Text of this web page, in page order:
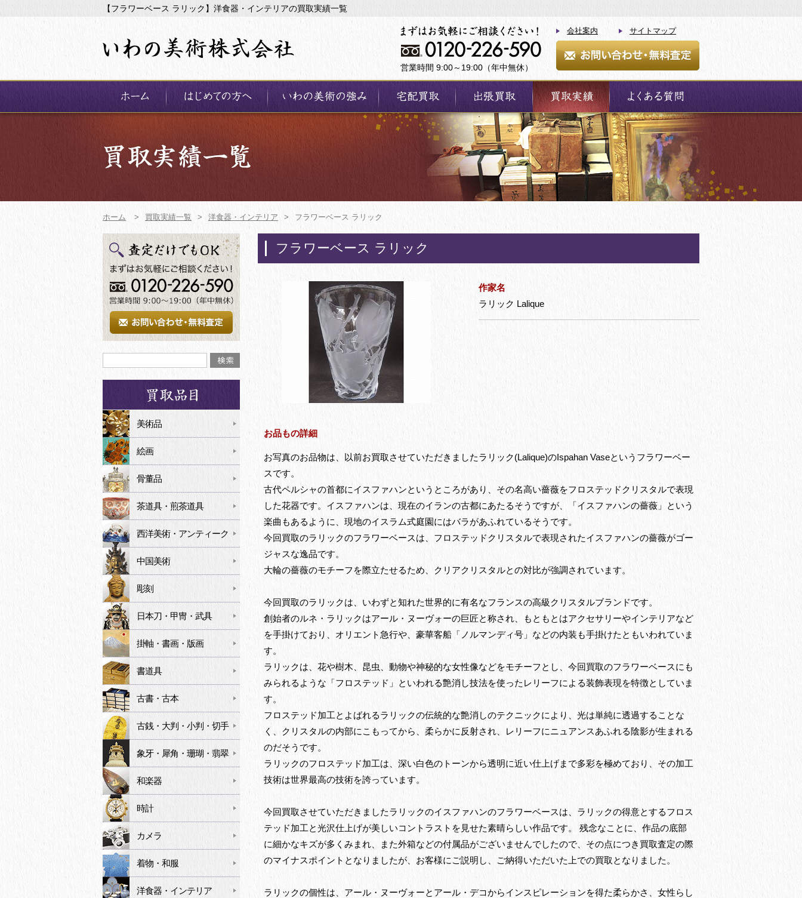
【フラワーベース ラリック】洋食器・インテリアの買取実績一覧
営業時間 9:00～19:00（年中無休）
会社案内 サイトマップ
ホーム > 買取実績一覧 > 洋食器・インテリア > フラワーベース ラリック
フラワーベース ラリック
作家名
ラリック Lalique
お品もの詳細
お写真のお品物は、以前お買取させていただきましたラリック(Lalique)のIspahan Vaseというフラワーベー
スです。
古代ペルシャの首都にイスファハンというところがあり、その名高い薔薇をフロステッドクリスタルで表現
した花器です。イスファハンは、現在のイランの古都にあたるそうですが、「イスファハンの薔薇」という
楽曲もあるように、現地のイスラム式庭園にはバラがあふれているそうです。
今回買取のラリックのフラワーベースは、フロステッドクリスタルで表現されたイスファハンの薔薇がゴー
ジャスな逸品です。
大輪の薔薇のモチーフを際立たせるため、クリアクリスタルとの対比が強調されています。
今回買取のラリックは、いわずと知れた世界的に有名なフランスの高級クリスタルブランドです。
創始者のルネ・ラリックはアール・ヌーヴォーの巨匠と称され、もともとはアクセサリーやインテリアなど
を手掛けており、オリエント急行や、豪華客船「ノルマンディ号」などの内装も手掛けたともいわれていま
す。
ラリックは、花や樹木、昆虫、動物や神秘的な女性像などをモチーフとし、今回買取のフラワーベースにも
みられるような「フロステッド」といわれる艶消し技法を使ったレリーフによる装飾表現を特徴としていま
す。
フロステッド加工とよばれるラリックの伝統的な艶消しのテクニックにより、光は単純に透過することな
く、クリスタルの内部にこもってから、柔らかに反射され、レリーフにニュアンスあふれる陰影が生まれる
のだそうです。
ラリックのフロステッド加工は、深い白色のトーンから透明に近い仕上げまで多彩を極めており、その加工
技術は世界最高の技術を誇っています。
今回買取させていただきましたラリックのイスファハンのフラワーベースは、ラリックの得意とするフロス
テッド加工と光沢仕上げが美しいコントラストを見せた素晴らしい作品です。 残念なことに、作品の底部
に細かなキズが多くみまれ、また外箱などの付属品がございませんでしたので、その点につき買取査定の際
のマイナスポイントとなりましたが、お客様にご説明し、ご納得いただいた上での買取となりました。
ラリックの個性は、アール・ヌーヴォーとアール・デコからインスピレーションを得た柔らかさ、女性らし
美術品
絵画
骨董品
茶道具・煎茶道具
西洋美術・アンティーク
中国美術
彫刻
日本刀・甲冑・武具
掛軸・書画・版画
書道具
古書・古本
古銭・大判・小判・切手
象牙・犀角・珊瑚・翡翠
和楽器
時計
カメラ
着物・和服
洋食器・インテリア